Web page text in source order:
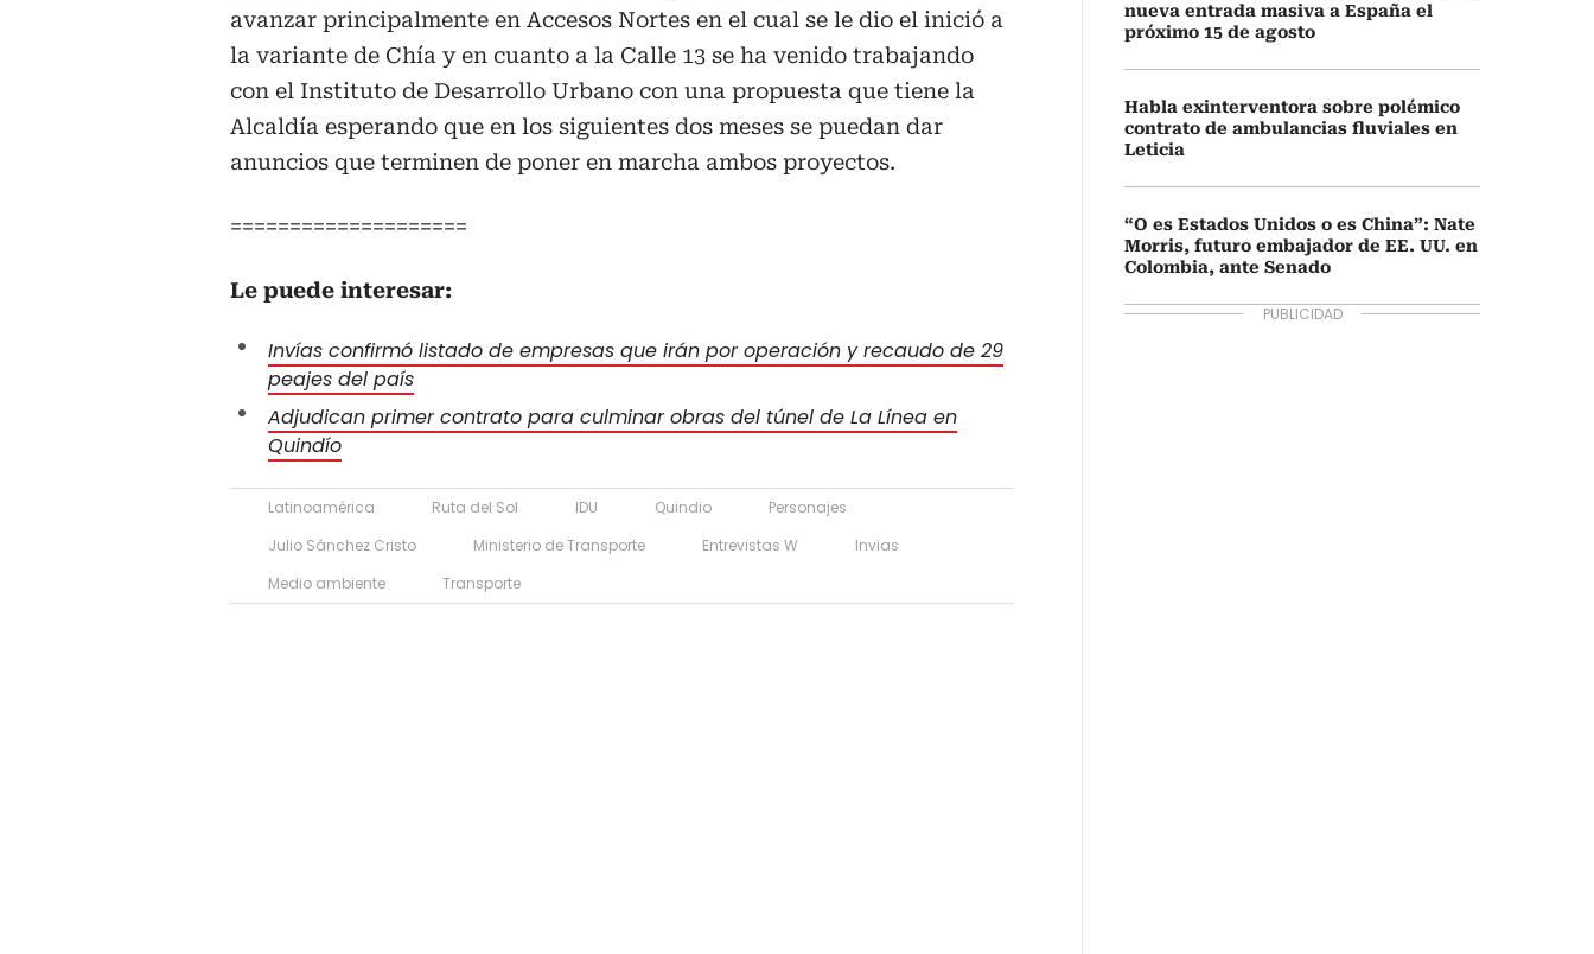
avanzar principalmente en Accesos Nortes en el cual se le dio el inició a
la variante de Chía y en cuanto a la Calle 13 se ha venido trabajando
con el Instituto de Desarrollo Urbano con una propuesta que tiene la
Alcaldía esperando que en los siguientes dos meses se puedan dar
anuncios que terminen de poner en marcha ambos proyectos.
====================
Le puede interesar:
Invías confirmó listado de empresas que irán por operación y recaudo de 29
peajes del país
Adjudican primer contrato para culminar obras del túnel de La Línea en
Quindío
Latinoamérica Ruta del Sol IDU Quindio
Personajes
Julio Sánchez Cristo
Ministerio de Transporte Entrevistas W
Invias
Medio ambiente
Transporte
nueva entrada masiva a España el
próximo 15 de agosto
Habla exinterventora sobre polémico
contrato de ambulancias fluviales en
Leticia
“O es Estados Unidos o es China”: Nate
Morris, futuro embajador de EE. UU. en
Colombia, ante Senado